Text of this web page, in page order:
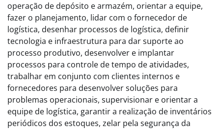
operação de depósito e armazém, orientar a equipe,
fazer o planejamento, lidar com o fornecedor de
logística, desenhar processos de logística, definir
tecnologia e infraestrutura para dar suporte ao
processo produtivo, desenvolver e implantar
processos para controle de tempo de atividades,
trabalhar em conjunto com clientes internos e
fornecedores para desenvolver soluções para
problemas operacionais, supervisionar e orientar a
equipe de logística, garantir a realização de inventários
periódicos dos estoques, zelar pela segurança da